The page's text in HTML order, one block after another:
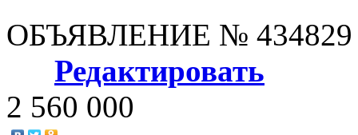
ОБЪЯВЛЕНИЕ № 434829
Редактировать
2 560 000